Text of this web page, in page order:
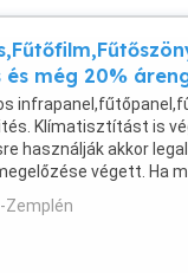
még 20%
Klímatisztítást is
használják akkor
végett. Ha
Zemplén